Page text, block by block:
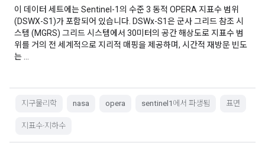
이 데이터 세트에는 Sentinel-1의 수준 3 동적 OPERA 지표수 범위
(DSWX-S1)가 포함되어 있습니다. DSWx-S1은 군사 그리드 참조 시
스템 (MGRS) 그리드 시스템에서 30미터의 공간 해상도로 지표수 범
위를 거의 전 세계적으로 지리적 매핑을 제공하며, 시간적 재방문 빈도
는 …
지구물리학 nasa opera sentinel1에서 파생됨 표면
지표수·지하수